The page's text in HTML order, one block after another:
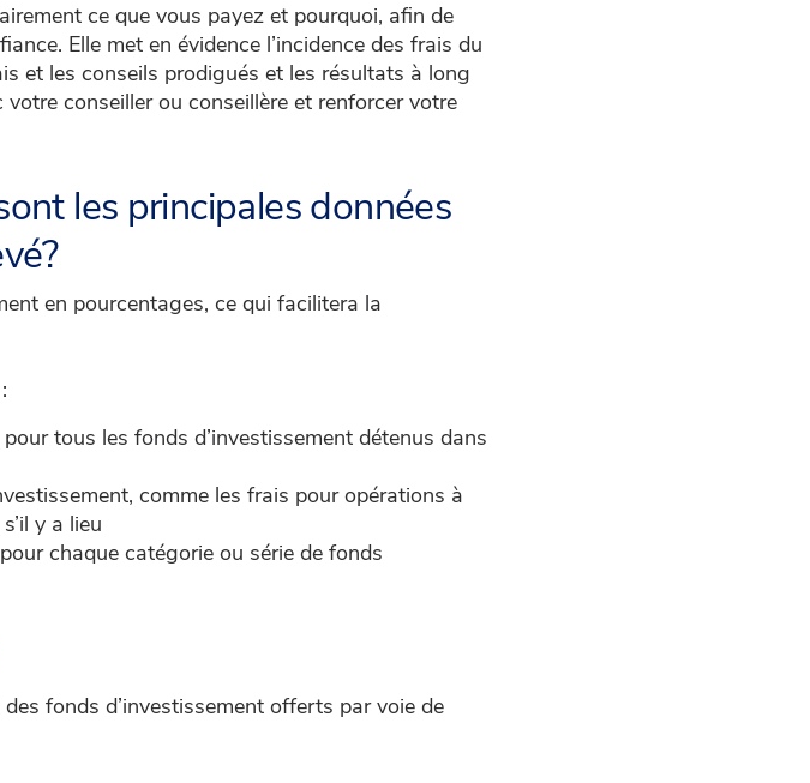
ce que vous payez et pourquoi, afin de
Elle met en évidence l’incidence des frais du
et les conseils prodigués et les résultats à long
conseiller ou conseillère et renforcer votre
les principales données
en pourcentages, ce qui facilitera la
tous les fonds d’investissement détenus dans
comme les frais pour opérations à
y a lieu
chaque catégorie ou série de fonds
fonds d’investissement offerts par voie de